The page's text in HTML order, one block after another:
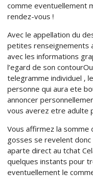
comme eventuellement
rendez-vous !
Avec le appellation du
petites renseignements
avec les informations
l’egard de son
telegramme individuel ,
personne qui aura ete
annoncer
vous averez etre adulte
Vous affirmez la somme
gosses se revelent
aparte direct au tchat
quelques instants pour
eventuellement le